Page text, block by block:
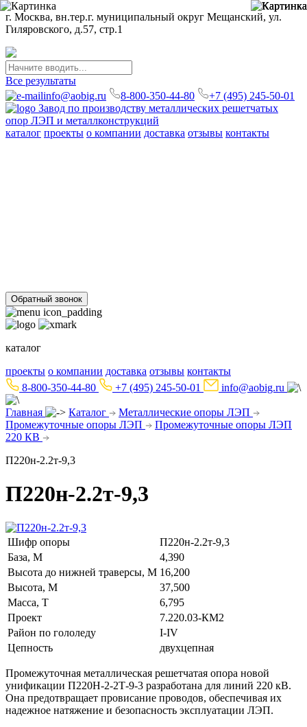
г. Москва, вн.тер.г. муниципальный округ Мещанский, ул.
Гиляровского, д.57, стр.1
Все результаты
info@aobig.ru
8-800-350-44-80
+7 (495) 245-50-01
Завод по производству металлических решетчатых
опор ЛЭП и металлконструкций
каталог проекты о компании доставка отзывы контакты
Обратный звонок
каталог
проекты о компании доставка отзывы контакты
8-800-350-44-80
+7 (495) 245-50-01 info@aobig.ru
Главная Каталог
Металлические опоры ЛЭП
Промежуточные опоры ЛЭП
Промежуточные опоры ЛЭП
220 КВ
П220н-2.2т-9,3
П220н-2.2т-9,3
Шифр опоры
П220н-2.2т-9,3
База, М
4,390
Высота до нижней траверсы, М 16,200
Высота, М
37,500
Масса, Т
6,795
Проект
7.220.03-КМ2
Район по гололеду
I-IV
Цепность
двухцепная
Промежуточная металлическая решетчатая опора новой
унификации П220Н-2-2Т-9-3 разработана для линий 220 кВ.
Она предотвращает провисание проводов, обеспечивая их
надежное натяжение и безопасность эксплуатации ЛЭП.